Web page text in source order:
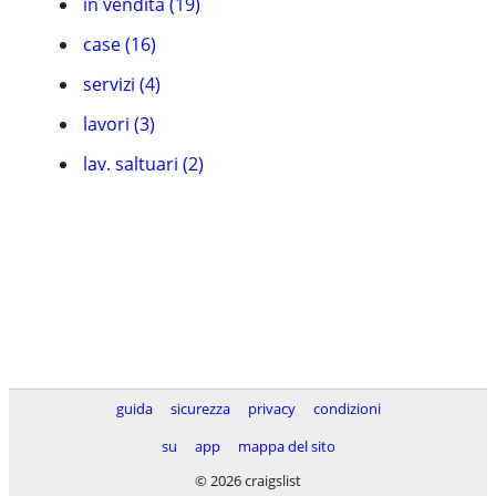
case (16)
servizi (4)
lavori (3)
lav. saltuari (2)
guida sicurezza privacy
condizioni
su
app
mappa del sito
© 2026 craigslist